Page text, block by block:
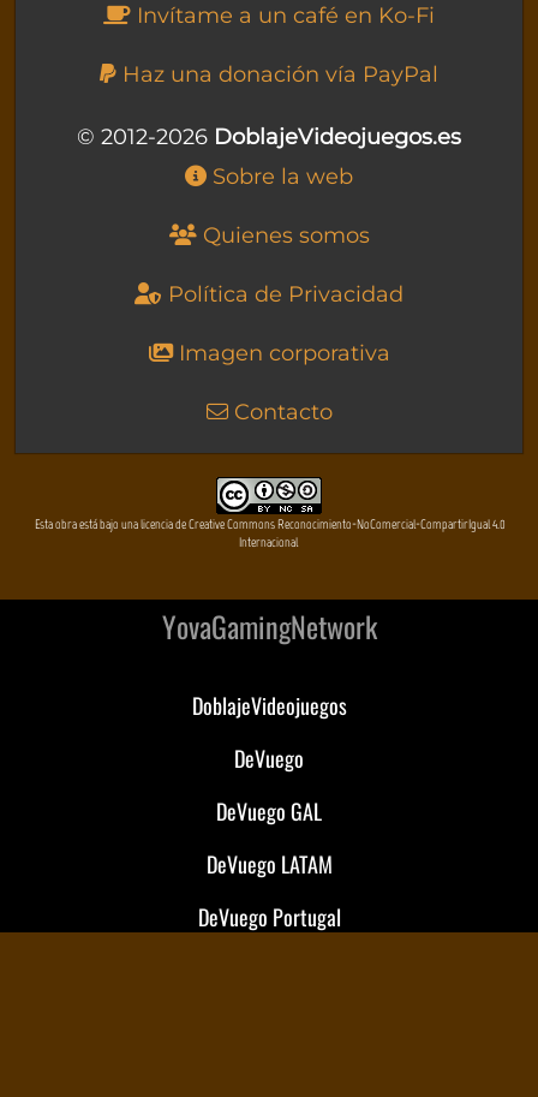
Invítame a un café en Ko-Fi
Haz una donación vía PayPal
© 2012-2026 DoblajeVideojuegos.es
Sobre la web
Quienes somos
Política de Privacidad
Imagen corporativa
Contacto
Esta obra está bajo una licencia de Creative Commons Reconocimiento-NoComercial-CompartirIgual 4.0
Internacional
YovaGamingNetwork
DoblajeVideojuegos
DeVuego
DeVuego GAL
DeVuego LATAM
DeVuego Portugal